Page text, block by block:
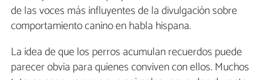
de las voces más influyentes de la divulgación sobre
comportamiento canino en habla hispana.
La idea de que los perros acumulan recuerdos puede
parecer obvia para quienes conviven con ellos. Muchos